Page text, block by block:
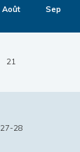
Août Sep
21
27-28